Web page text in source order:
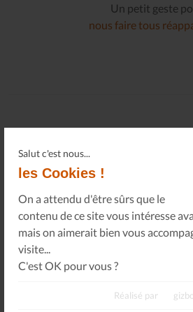
Salut c'est nous...
les Cookies !
On a attendu d'être sûrs que le
contenu de ce site vous intéresse
mais on aimerait bien vous
visite...
C'est OK pour vous ?
Réalisé par
Un petit geste
nous faire tous
Infos
Connectez-vous
à votre espace